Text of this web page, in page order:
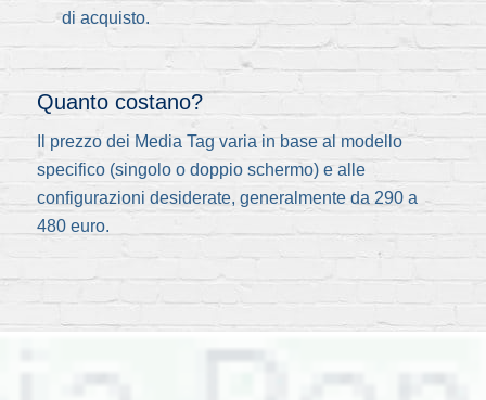
di acquisto.
Quanto costano?
Il prezzo dei Media Tag varia in base al modello
specifico (singolo o doppio schermo) e alle
configurazioni desiderate, generalmente da 290 a
480 euro.